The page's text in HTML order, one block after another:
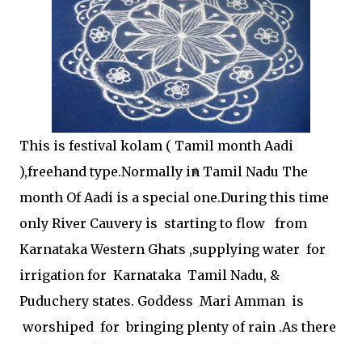
This is festival kolam ( Tamil month Aadi
),freehand type.Normally in Tamil Nadu The
month Of Aadi is a special one.During this time
only River Cauvery is starting to flow from
Karnataka Western Ghats ,supplying water for
irrigation for Karnataka Tamil Nadu, &
Puduchery states. Goddess Mari Amman is
worshiped for bringing plenty of rain .As there